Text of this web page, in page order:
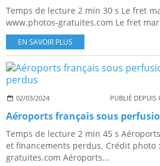
Temps de lecture 2 min 30 s Le fret
www.photos-gratuites.com Le fret
EN SAVOIR PLUS
02/03/2024 PUBLIÉ DEPUIS
Temps de lecture 2 min 45 s
et financements perdus. Crédit photo
gratuites.com Aéroports...